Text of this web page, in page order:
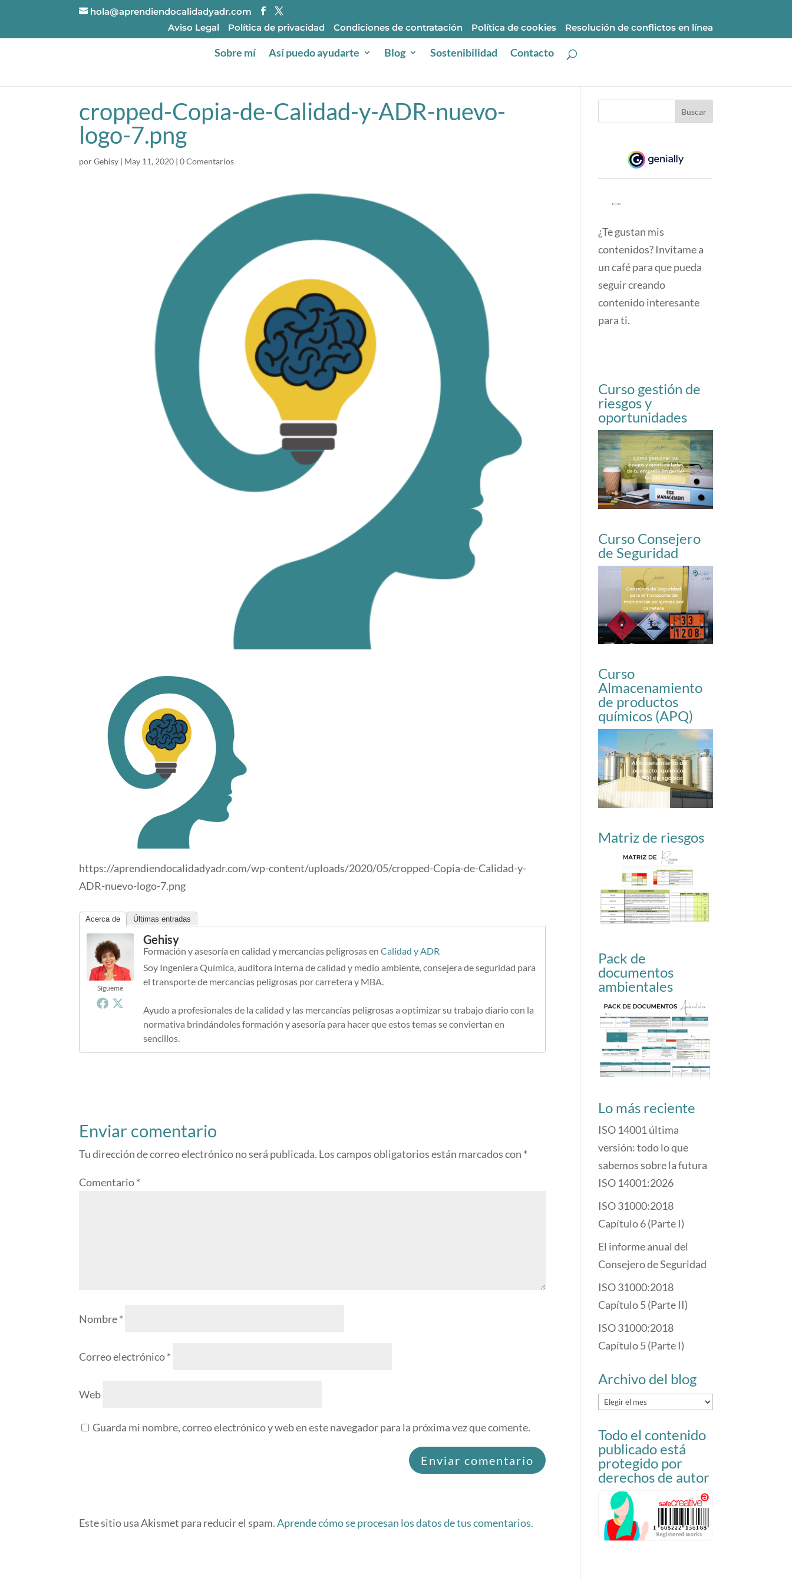
hola@aprendiendocalidadyadr.com
Aviso Legal
Política de privacidad Condiciones de contratación Política de cookies Resolución de conflictos en línea
Sobre mí Así puedo ayudarte Blog Sostenibilidad Contacto
cropped-Copia-de-Calidad-y-ADR-nuevo-
logo-7.png
porGehisy | May 11, 2020 |0 Comentarios
https://aprendiendocalidadyadr.com/wp-content/uploads/2020/05/cropped-Copia-de-Calidad-y-
ADR-nuevo-logo-7.png
Acerca de Últimas entradas
Sígueme
Gehisy
Formación y asesoría en calidad y mercancías peligrosasenCalidad y ADR
Soy Ingeniera Química, auditora interna de calidad y medio ambiente, consejera de seguridad para
el transporte de mercancías peligrosas por carretera y MBA.
Ayudo a profesionales de la calidad y las mercancías peligrosas a optimizar su trabajo diario con la
normativa brindándoles formación y asesoría para hacer que estos temas se conviertan en
sencillos.
Enviar comentario
Tu dirección de correo electrónico no será publicada. Los campos obligatorios están marcados con *
Comentario*
Nombre*
Correo electrónico*
Web
Guarda mi nombre, correo electrónico y web en este navegador para la próxima vez que comente.
Este sitio usa Akismet para reducir el spam.Aprende cómo se procesan los datos de tus comentarios.
¿Te gustan mis
contenidos? Invítame a
un café para que pueda
seguir creando
contenido interesante
para ti.
Curso gestión de
riesgos y
oportunidades
Curso Consejero
de Seguridad
Curso
Almacenamiento
de productos
químicos (APQ)
Matriz de riesgos
Pack de
documentos
ambientales
Lo más reciente
ISO 14001 última
versión: todo lo que
sabemos sobre la futura
ISO 14001:2026
ISO 31000:2018
Capítulo 6 (Parte I)
El informe anual del
Consejero de Seguridad
ISO 31000:2018
Capítulo 5 (Parte II)
ISO 31000:2018
Capítulo 5 (Parte I)
Archivo del blog
Archivo
blog
Todo el contenido
publicado está
protegido por
derechos de autor